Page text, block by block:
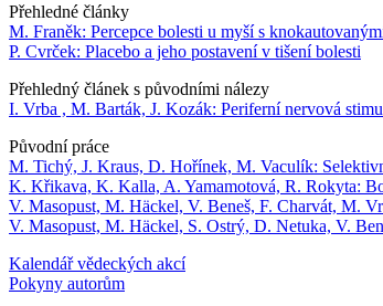
Přehledné články
M. Franěk: Percepce bolesti u myší s
P. Cvrček: Placebo a jeho postavení v tišení bolesti
Přehledný článek s původními nálezy
I. Vrba , M. Barták, J. Kozák: Periferní nervová
Původní práce
M. Tichý, J. Kraus, D. Hořínek, M. Vaculík:
K. Křikava, K. Kalla, A. Yamamotová, R. Rokyta:
V. Masopust, M. Häckel, V. Beneš, F. Charvát, M.
V. Masopust, M. Häckel, S. Ostrý, D. Netuka, V.
Kalendář vědeckých akcí
Pokyny autorům